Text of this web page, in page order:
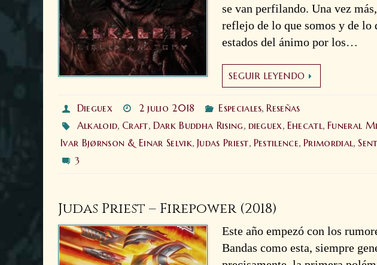
se van perfilando. Una vez
reflejo de lo que somos y de lo
estados del ánimo por los…
SEGUIR LEYENDO
Dieguex 2 julio 2018 Especiales,Reseñas
Alkaloid, Craft, Dark Buddha Rising, dieguex, Ehecatl,Funeral
Ivar Bjørnson & Einar Selvik, Judas Priest, Pestilence,Primordial,
3
Judas Priest – Firepower (2018)
Este año empezó con los
Bandas como esta, siempre